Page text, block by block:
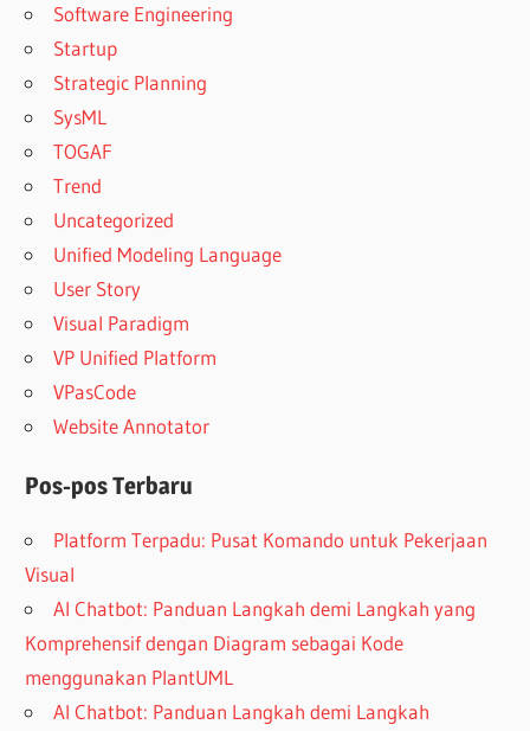
Software Engineering
Startup
Strategic Planning
SysML
TOGAF
Trend
Uncategorized
Unified Modeling Language
User Story
Visual Paradigm
VP Unified Platform
VPasCode
Website Annotator
Pos-pos Terbaru
Platform Terpadu: Pusat Komando untuk Pekerjaan
Visual
AI Chatbot: Panduan Langkah demi Langkah yang
Komprehensif dengan Diagram sebagai Kode
menggunakan PlantUML
AI Chatbot: Panduan Langkah demi Langkah